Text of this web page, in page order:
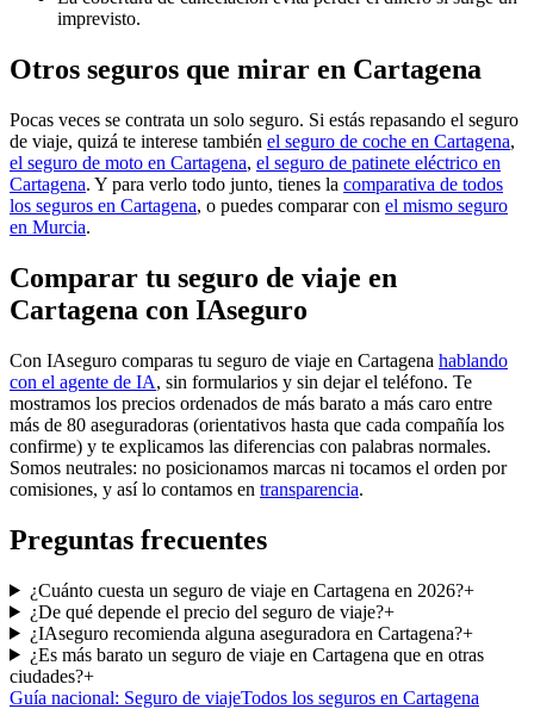
imprevisto.
Otros seguros que mirar en Cartagena
Pocas veces se contrata un solo seguro. Si estás repasando el seguro
de viaje, quizá te interese también el seguro de coche en Cartagena,
el seguro de moto en Cartagena, el seguro de patinete eléctrico en
Cartagena. Y para verlo todo junto, tienes la comparativa de todos
los seguros en Cartagena, o puedes comparar con el mismo seguro
en Murcia.
Comparar tu seguro de viaje en
Cartagena con IAseguro
Con IAseguro comparas tu seguro de viaje en Cartagena hablando
con el agente de IA, sin formularios y sin dejar el teléfono. Te
mostramos los precios ordenados de más barato a más caro entre
más de 80 aseguradoras (orientativos hasta que cada compañía los
confirme) y te explicamos las diferencias con palabras normales.
Somos neutrales: no posicionamos marcas ni tocamos el orden por
comisiones, y así lo contamos en transparencia.
Preguntas frecuentes
¿Cuánto cuesta un seguro de viaje en Cartagena en 2026?+
¿De qué depende el precio del seguro de viaje?+
¿IAseguro recomienda alguna aseguradora en Cartagena?+
¿Es más barato un seguro de viaje en Cartagena que en otras
ciudades?+
Guía nacional: Seguro de viajeTodos los seguros en Cartagena